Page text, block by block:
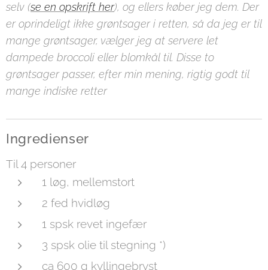
selv (se en opskrift her), og ellers køber jeg dem. Der
er oprindeligt ikke grøntsager i retten, så da jeg er til
mange grøntsager, vælger jeg at servere let
dampede broccoli eller blomkål til. Disse to
grøntsager passer, efter min mening, rigtig godt til
mange indiske retter
Ingredienser
Til 4 personer
1 løg, mellemstort
2 fed hvidløg
1 spsk revet ingefær
3 spsk olie til stegning *)
ca 600 g kyllingebryst